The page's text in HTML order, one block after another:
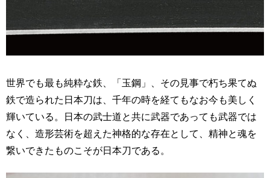
世界でも最も純粋な鉄、「玉鋼」、その見事で朽ち果てぬ
鉄で造られた日本刀は、千年の時を経てもなお今も美しく
輝いている。日本の武士道と共に武器であっても武器では
なく、造形芸術を超えた神格的な存在として、精神と魂を
繋いできたものこそが日本刀である。